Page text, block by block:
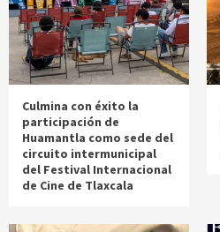
Culmina con éxito la
participación de
Huamantla como sede del
circuito intermunicipal
del Festival Internacional
de Cine de Tlaxcala